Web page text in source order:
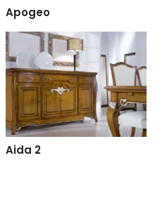
Apogeo
Aida 2